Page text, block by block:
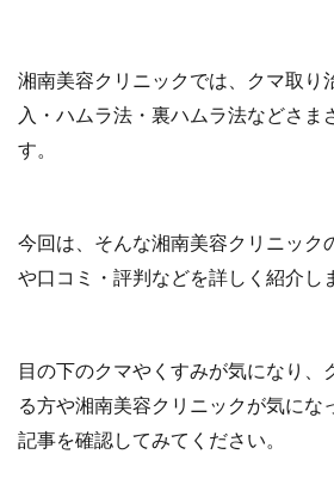
湘南美容クリニックでは、クマ取り
入・ハムラ法・裏ハムラ法などさま
す。
今回は、そんな湘南美容クリニック
や口コミ・評判などを詳しく紹介し
目の下のクマやくすみが気になり、
る方や湘南美容クリニックが気にな
記事を確認してみてください。